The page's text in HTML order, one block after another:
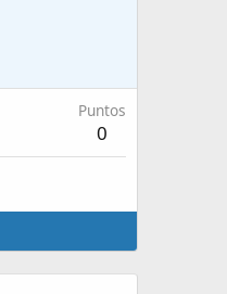
Puntos
0